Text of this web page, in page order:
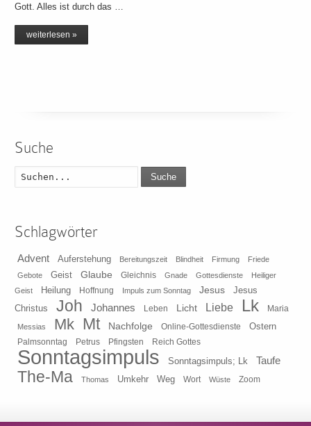
Gott. Alles ist durch das …
weiterlesen »
Suche
Suche
Schlagwörter
Advent Auferstehung Bereitungszeit Blindheit Firmung
Friede
Gebote
Geist Glaube Gleichnis Gnade Gottesdienste
Heiliger
Geist
Heilung Hoffnung Impuls zum Sonntag Jesus
Jesus
Christus
Joh Johannes Leben Licht Liebe Lk Maria
Messias Mk Mt Nachfolge Online-Gottesdienste Ostern
Palmsonntag Petrus Pfingsten Reich Gottes
Sonntagsimpuls Sonntagsimpuls; Lk Taufe
The-Ma Thomas Umkehr Weg Wort Wüste Zoom